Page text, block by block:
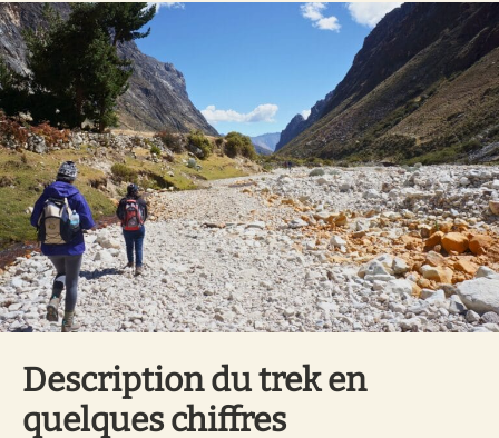
Description du trek en
quelques chiffres